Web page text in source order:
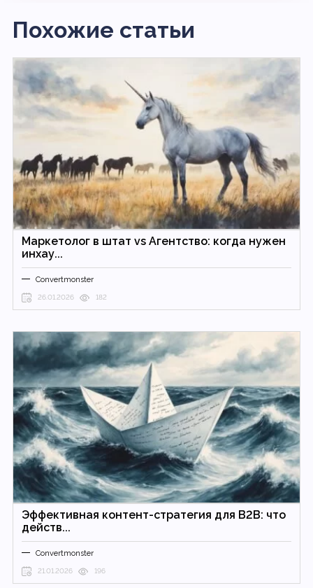
Похожие статьи
Маркетолог в штат vs Агентство: когда нужен
инхау...
Convertmonster
26.01.2026 182
Эффективная контент-стратегия для B2B: что
действ...
Convertmonster
21.01.2026 196